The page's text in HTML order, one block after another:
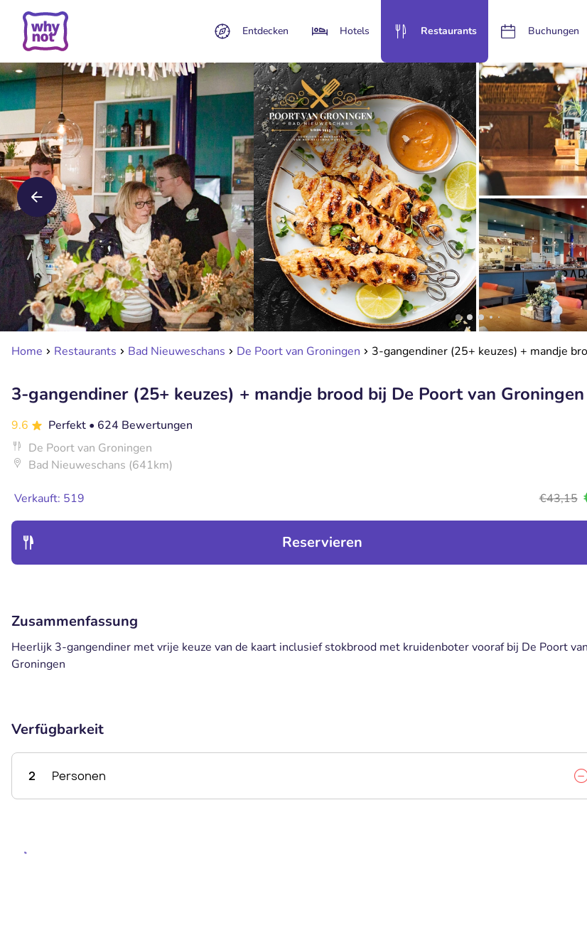
Entdecken Hotels Restaurants Buchungen
Home Restaurants Bad Nieuweschans De Poort van Groningen 3-gangendiner (25+ keuzes) + mandje
3-gangendiner (25+ keuzes) + mandje brood bij De Poort van Groningen
9.6 Perfekt • 624 Bewertungen
De Poort van Groningen
Bad Nieuweschans (641km)
Verkauft: 519 €43,15
Reservieren
Zusammenfassung
Heerlijk 3-gangendiner met vrije keuze van de kaart inclusief stokbrood met kruidenboter vooraf bij De Poort van
Groningen
Verfügbarkeit
2 Personen